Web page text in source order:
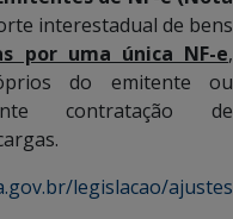
interestadual de bens
por uma única NF-e,
do emitente ou
contratação de
legislacao/